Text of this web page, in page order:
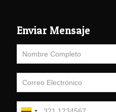
Enviar Mensaje